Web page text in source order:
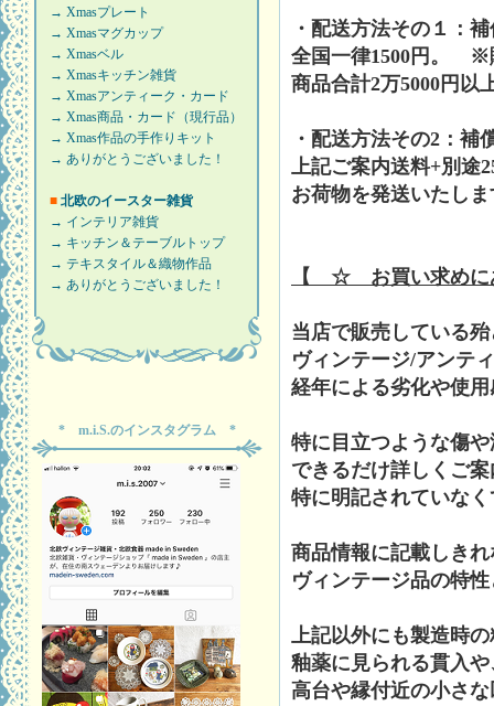
→ Xmasプレート
→ Xmasマグカップ
→ Xmasベル
→ Xmasキッチン雑貨
→ Xmasアンティーク・カード
→ Xmas商品・カード（現行品）
→ Xmas作品の手作りキット
→ ありがとうございました！
■ 北欧のイースター雑貨
→ インテリア雑貨
→ キッチン＆テーブルトップ
→ テキスタイル＆織物作品
→ ありがとうございました！
* m.i.S.のインスタグラム *
・配送方法その１：
全国一律1500円。 ※
商品合計2万5000円以
・配送方法その2：補
上記ご案内送料+別途
お荷物を発送いたし
【 ☆ お買い求め
当店で販売している
ヴィンテージ/アンテ
経年による劣化や使
特に目立つような傷
できるだけ詳しくご
特に明記されていな
商品情報に記載しき
ヴィンテージ品の特
上記以外にも製造時
釉薬に見られる貫入
高台や縁付近の小さ